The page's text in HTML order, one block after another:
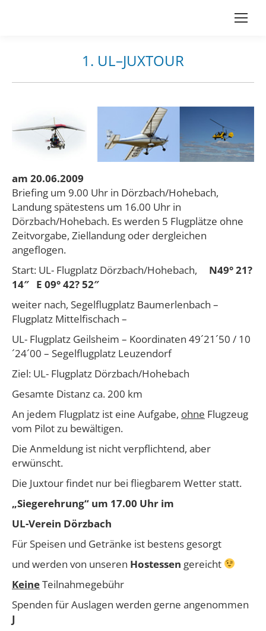
1. UL–JUXTOUR
am 20.06.2009
Briefing um 9.00 Uhr in Dörzbach/Hohebach,
Landung spätestens um 16.00 Uhr in
Dörzbach/Hohebach. Es werden 5 Flugplätze ohne
Zeitvorgabe, Ziellandung oder dergleichen
angeflogen.
Start: UL- Flugplatz Dörzbach/Hohebach, N49° 21?
14″ E 09° 42? 52″
weiter nach, Segelflugplatz Baumerlenbach –
Flugplatz Mittelfischach –
UL- Flugplatz Geilsheim – Koordinaten 49´21´50 / 10
´24´00 – Segelflugplatz Leuzendorf
Ziel: UL- Flugplatz Dörzbach/Hohebach
Gesamte Distanz ca. 200 km
An jedem Flugplatz ist eine Aufgabe, ohne Flugzeug
vom Pilot zu bewältigen.
Die Anmeldung ist nicht verpflichtend, aber
erwünscht.
Die Juxtour findet nur bei fliegbarem Wetter statt.
„Siegerehrung“ um 17.00 Uhr im
UL-Verein Dörzbach
Für Speisen und Getränke ist bestens gesorgt
und werden von unseren Hostessen gereicht
KeineTeilnahmegebühr
Spenden für Auslagen werden gerne angenommen
J